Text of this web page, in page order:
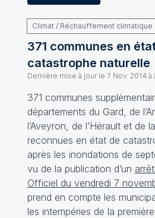
Climat / Réchauffement climatique
371 communes en
catastrophe naturelle
Dernière mise à jour le 7 Nov. 2014 à
371 communes
départements du Gard, de
l’Aveyron, de l’Hérault et de
reconnues en état de
après les inondations de
vu de la publication d’un
Officiel du vendredi 7
prend en compte les
les intempéries de la